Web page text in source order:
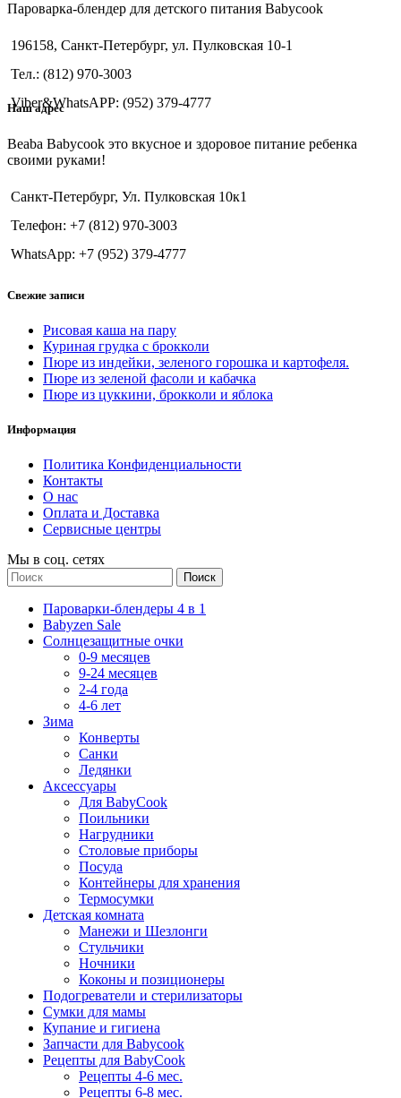
Пароварка-блендер для детского питания Babycook
196158, Санкт-Петербург, ул. Пулковская 10-1
Тел.: (812) 970-3003
Viber&WhatsAPP: (952) 379-4777
Наш адрес
Beaba Babycook это вкусное и здоровое питание ребенка
своими руками!
Санкт-Петербург, Ул. Пулковская 10к1
Телефон: +7 (812) 970-3003
WhatsApp: +7 (952) 379-4777
Свежие записи
Рисовая каша на пару
Куриная грудка с брокколи
Пюре из индейки, зеленого горошка и картофеля.
Пюре из зеленой фасоли и кабачка
Пюре из цуккини, брокколи и яблока
Информация
Политика Конфиденциальности
Контакты
О нас
Оплата и Доставка
Сервисные центры
Мы в соц. сетях
Поиск
Пароварки-блендеры 4 в 1
Babyzen Sale
Солнцезащитные очки
0-9 месяцев
9-24 месяцев
2-4 года
4-6 лет
Зима
Конверты
Санки
Ледянки
Аксессуары
Для BabyCook
Поильники
Нагрудники
Столовые приборы
Посуда
Контейнеры для хранения
Термосумки
Детская комната
Манежи и Шезлонги
Стульчики
Ночники
Коконы и позиционеры
Подогреватели и стерилизаторы
Сумки для мамы
Купание и гигиена
Запчасти для Babycook
Рецепты для BabyCook
Рецепты 4-6 мес.
Рецепты 6-8 мес.